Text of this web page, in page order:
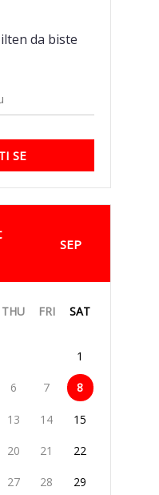
da biste
SE
SEP
THU FRI SAT
1
6 7 8
13 14 15
20 21 22
27 28 29